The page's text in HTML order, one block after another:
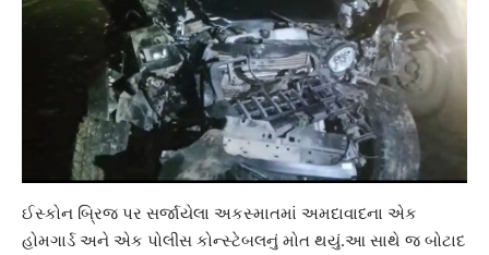
ઈસ્કોન બ્રિજ પર સર્જાયેલા અકસ્માતમાં અમદાવાદના એક
હોમગાર્ડઅને એક પોલીસ કોન્સ્ટેબલનું મોત થયું.આ સાથે જ બોટાદ